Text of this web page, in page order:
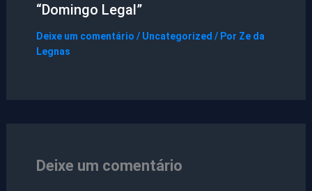
“Domingo Legal”
Deixe um comentário / Uncategorized / Por Ze da
Legnas
Deixe um comentário